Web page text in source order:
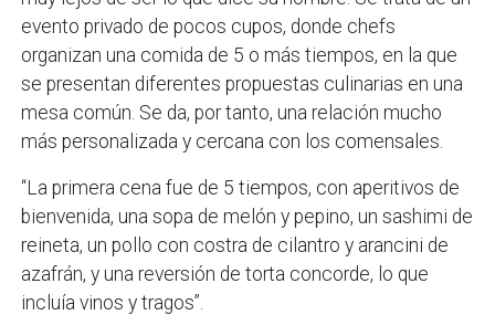
evento privado de pocos cupos, donde chefs
organizan una comida de 5 o más tiempos, en la que
se presentan diferentes propuestas culinarias en una
mesa común. Se da, por tanto, una relación mucho
más personalizada y cercana con los comensales.
“La primera cena fue de 5 tiempos, con aperitivos de
bienvenida, una sopa de melón y pepino, un sashimi de
reineta, un pollo con costra de cilantro y arancini de
azafrán, y una reversión de torta concorde, lo que
incluía vinos y tragos”.